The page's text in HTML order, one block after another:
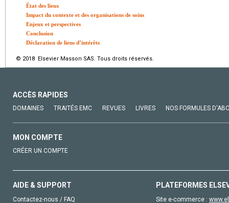
État des lieux
Impact du contexte et des organisations de soins
Enjeux et perspectives
Conclusion
Déclaration de liens d’intérêts
© 2018 Elsevier Masson SAS. Tous droits réservés.
ACCÈS RAPIDES
DOMAINES TRAITÉS EMC REVUES LIVRES NOS FORMULES
MON COMPTE
CRÉER UN COMPTE
AIDE & SUPPORT
Contactez-nous / FAQ
PLATEFORMES
Site e-commerce :